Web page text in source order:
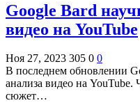
Google Bard
видео на YouTube
Ноя 27, 2023 305 0 0
В последнем обновлении
анализа видео на YouTube.
сюжет…